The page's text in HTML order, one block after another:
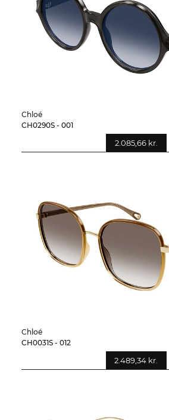
Chloé
CH0290S - 001
2.085,66 kr.
Chloé
CH0031S - 012
2.489,34 kr.